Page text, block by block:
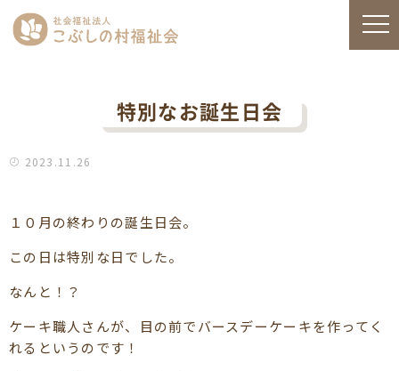
特別なお誕生日会
2023.11.26
１０月の終わりの誕生日会。
この日は特別な日でした。
なんと！？
ケーキ職人さんが、目の前でバースデーケーキを作ってく
れるというのです！